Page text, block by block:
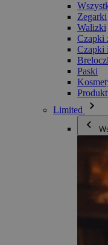
Zegarki
Walizki
Czapki
Czapki
Paski
Limited